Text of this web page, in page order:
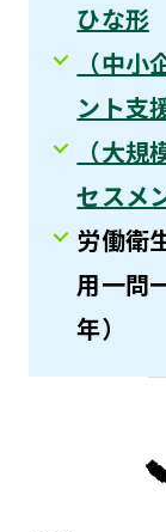
ひな形
（中
ント支
（大
セスメ
労働衛
用一問
年）